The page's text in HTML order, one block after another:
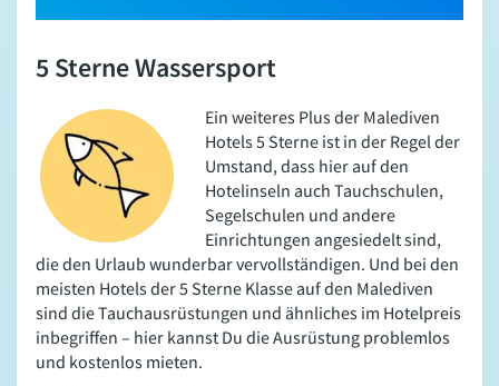
5 Sterne Wassersport
Ein weiteres Plus der Malediven
Hotels 5 Sterne ist in der Regel der
Umstand, dass hier auf den
Hotelinseln auch Tauchschulen,
Segelschulen und andere
Einrichtungen angesiedelt sind,
die den Urlaub wunderbar vervollständigen. Und bei den
meisten Hotels der 5 Sterne Klasse auf den Malediven
sind die Tauchausrüstungen und ähnliches im Hotelpreis
inbegriffen – hier kannst Du die Ausrüstung problemlos
und kostenlos mieten.